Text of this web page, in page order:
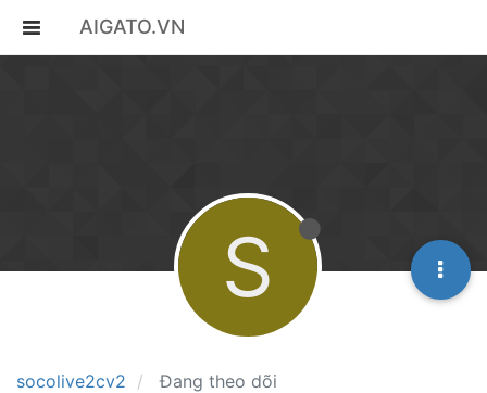
AIGATO.VN
socolive2cv2 Đang theo dõi
S